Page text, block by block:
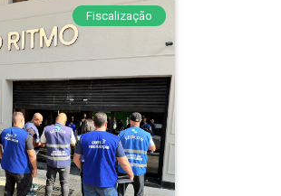
Fiscalização